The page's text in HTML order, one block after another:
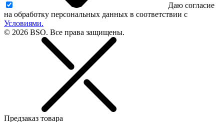
Даю согласие
на обработку персональных данных в соответствии с
Условиями.
© 2026 BSO. Все права защищены.
Предзаказ товара